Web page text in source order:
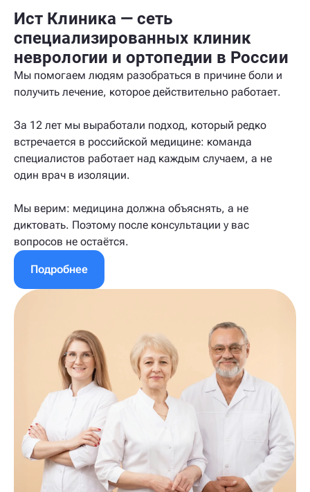
Ист Клиника — сеть
специализированных клиник
неврологии и ортопедии в России
Мы помогаем людям разобраться в причине боли и
получить лечение, которое действительно работает.
За 12 лет мы выработали подход, который редко
встречается в российской медицине: команда
специалистов работает над каждым случаем, а не
один врач в изоляции.
Мы верим: медицина должна объяснять, а не
диктовать. Поэтому после консультации у вас
вопросов не остаётся.
Подробнее